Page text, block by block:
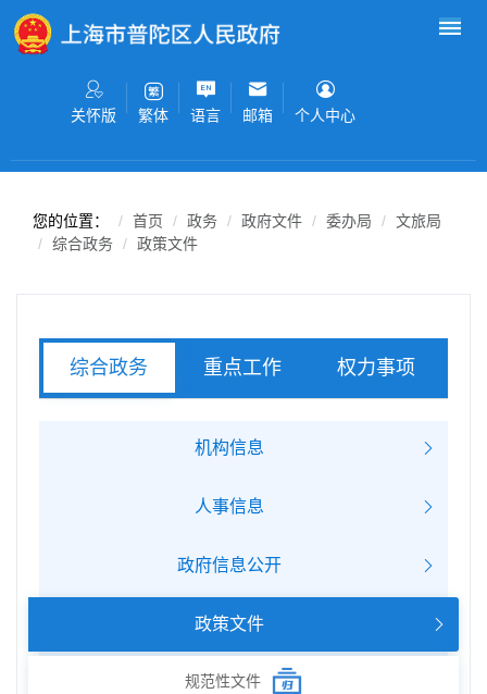
无障碍操作说明
关怀版 繁体 语言 邮箱 个人中心
您的位置： 首页 政务 政府文件 委办局
文旅局
综合政务
政策文件
综合政务 重点工作 权力事项
机构信息
人事信息
政府信息公开
政策文件
规范性文件